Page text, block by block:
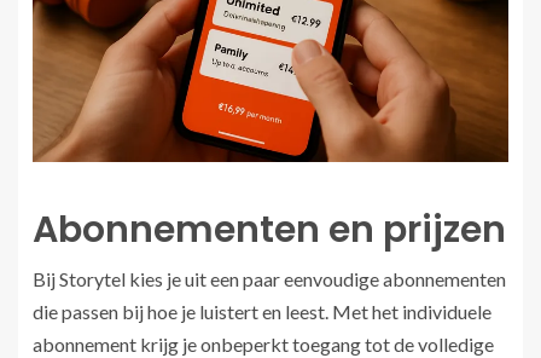
Abonnementen en prijzen
Bij Storytel kies je uit een paar eenvoudige abonnementen
die passen bij hoe je luistert en leest. Met het individuele
abonnement krijg je onbeperkt toegang tot de volledige